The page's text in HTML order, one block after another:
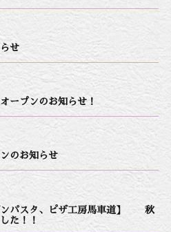
せ
プンのお知らせ！
のお知らせ
ンパスタ、ピザ工房馬車道】 秋
た！！